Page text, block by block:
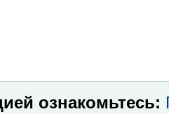
ознакомьтесь: